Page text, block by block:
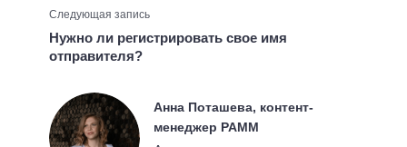
Следующая запись
Нужно ли регистрировать свое имя
отправителя?
Анна Поташева, контент-
менеджер РАММ